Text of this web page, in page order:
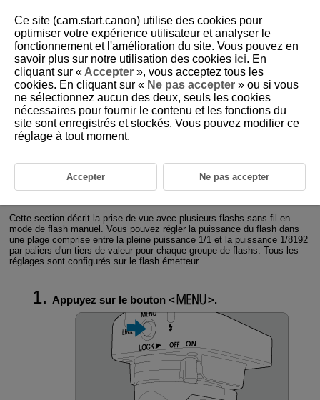
D151-018
M : Photographie avec plusieurs
flashs sans fil et puissance du
flash manuel
Cette section décrit la prise de vue avec plusieurs flashs sans fil en
mode de flash manuel. Vous pouvez régler la puissance du flash dans
une plage comprise entre la pleine puissance 1/1 et la puissance 1/8192
par paliers d'un tiers de valeur pour chaque groupe de flashs. Tous les
réglages sont configurés sur le flash émetteur.
Appuyez sur le bouton .
Ce site (cam.start.canon) utilise des cookies pour
optimiser votre expérience utilisateur et analyser le
fonctionnement et l'amélioration du site. Vous pouvez en
savoir plus sur notre utilisation des cookies ici. En
cliquant sur « Accepter », vous acceptez tous les
cookies. En cliquant sur « Ne pas accepter » ou si vous
ne sélectionnez aucun des deux, seuls les cookies
nécessaires pour fournir le contenu et les fonctions du
site sont enregistrés et stockés. Vous pouvez modifier ce
réglage à tout moment.
Accepter Ne pas accepter